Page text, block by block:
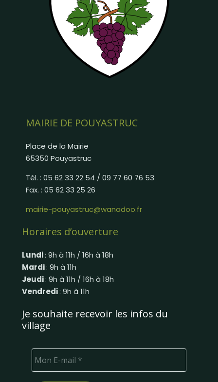
MAIRIE DE POUYASTRUC
Place de la Mairie
65350 Pouyastruc
Tél. : 05 62 33 22 54 / 09 77 60 76 53
Fax. : 05 62 33 25 26
mairie-pouyastruc@wanadoo.fr
Horaires d’ouverture
Lundi: 9h à 11h / 16h à 18h
Mardi: 9h à 11h
Jeudi: 9h à 11h / 16h à 18h
Vendredi: 9h à 11h
Je souhaite recevoir les infos du
village